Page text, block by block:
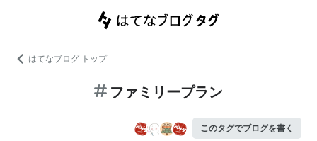
はてなブログ トップ
ファミリープラン
このタグでブログを書く